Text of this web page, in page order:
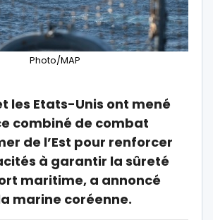
Photo/MAP
les Etats-Unis ont mené
combiné de combat
de l’Est pour renforcer
à garantir la sûreté
maritime, a annoncé
marine coréenne.